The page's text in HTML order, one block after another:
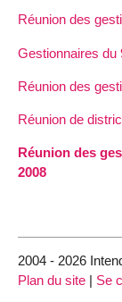
Réunion des
Gestionnaires du
Réunion des
Réunion de
Réunion des
2008
2004 - 2026
Plan du site | Se